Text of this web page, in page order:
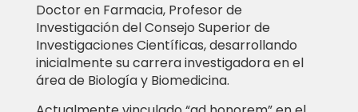
Doctor en Farmacia, Profesor de
Investigación del Consejo Superior de
Investigaciones Científicas, desarrollando
inicialmente su carrera investigadora en el
área de Biología y Biomedicina.